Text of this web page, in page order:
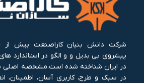
شرکت دانش بنیان کاراصنعت بیش
پیشروی بی بدیل و و الگو در استاندارد
در ایران شناخته شده است.مشخصه اصلی
در سبک و طرح، کاربری آسان، اطمینان،